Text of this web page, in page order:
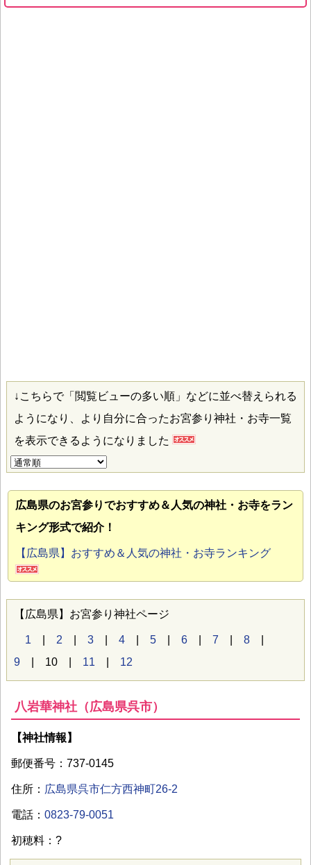
↓こちらで「閲覧ビューの多い順」などに並べ替えられる
ようになり、より自分に合ったお宮参り神社・お寺一覧
を表示できるようになりました
広島県のお宮参りでおすすめ＆人気の神社・お寺をラン
キング形式で紹介！
【広島県】おすすめ＆人気の神社・お寺ランキング
【広島県】お宮参り神社ページ
1 2 3 4 5 6 7 8
9 | 10 | 11 12
八岩華神社（広島県呉市）
【神社情報】
郵便番号：737-0145
住所： 広島県呉市仁方西神町26-2
電話： 0823-79-0051
初穂料：?